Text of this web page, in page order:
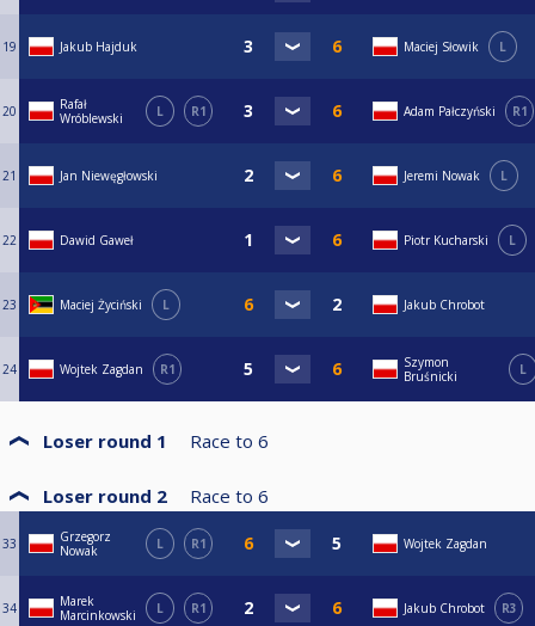
19 Jakub Hajduk Maciej Słowik L
20
Rafał
Wróblewski
L R1 Adam Pałczyński R1
21 Jan Niewęgłowski Jeremi Nowak L
22 Dawid Gaweł Piotr Kucharski L
23 Maciej Życiński L Jakub Chrobot
24 Wojtek Zagdan R1
Szymon
Bruśnicki
L
Loser round 1 Race to 6
Loser round 2 Race to 6
33
Grzegorz
Nowak
L R1 Wojtek Zagdan
34
Marek
Marcinkowski
L R1 Jakub Chrobot R3